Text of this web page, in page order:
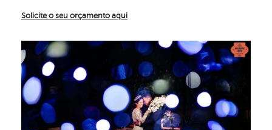
Solicite o seu orçamento aqui